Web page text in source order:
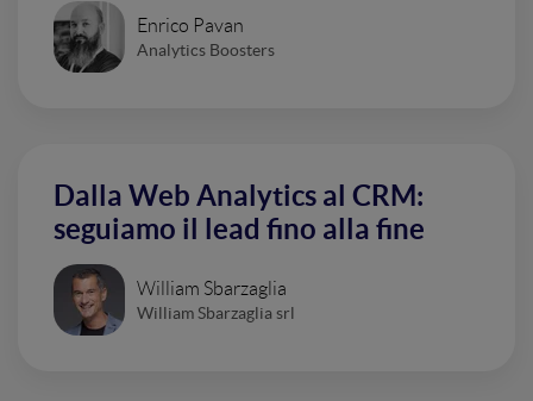
Enrico Pavan
Analytics Boosters
Dalla Web Analytics al CRM:
seguiamo il lead fino alla fine
William Sbarzaglia
William Sbarzaglia srl